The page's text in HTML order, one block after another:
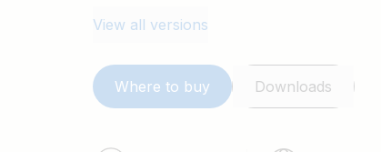
View all versions
Where to buy Downloads